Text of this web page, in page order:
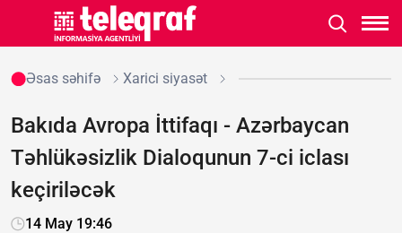
Əsas səhifə Xarici siyasət
Bakıda Avropa İttifaqı - Azərbaycan
Təhlükəsizlik Dialoqunun 7-ci iclası
keçiriləcək
14 May 19:46